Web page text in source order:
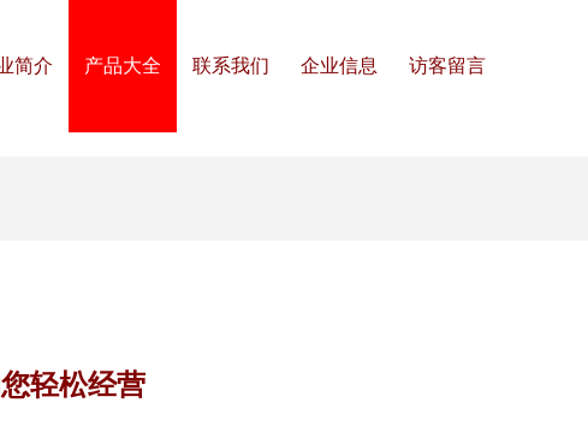
简介 产品大全 联系我们 企业信息 访客留言
轻松经营